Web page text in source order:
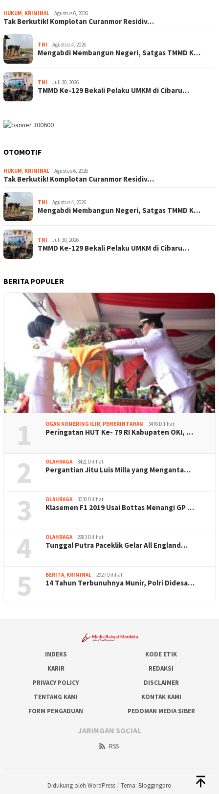
HUKUM, KRIMINAL Agustus 6, 2026
Tak Berkutik! Komplotan Curanmor Residiv…
TNI Agustus 4, 2026
Mengabdi Membangun Negeri, Satgas TMMD K…
TNI Juli 30, 2026
TMMD Ke-129 Bekali Pelaku UMKM di Cibaru…
OTOMOTIF
HUKUM, KRIMINAL Agustus 6, 2026
Tak Berkutik! Komplotan Curanmor Residiv…
TNI Agustus 4, 2026
Mengabdi Membangun Negeri, Satgas TMMD K…
TNI Juli 30, 2026
TMMD Ke-129 Bekali Pelaku UMKM di Cibaru…
BERITA POPULER
1 OGAN KOMERING ILIR, PEMERINTAHAN 3476 Dilihat
Peringatan HUT Ke- 79 RI Kabupaten OKI, …
2 OLAHRAGA 3421 Dilihat
Pergantian Jitu Luis Milla yang Menganta…
3 OLAHRAGA 3030 Dilihat
Klasemen F1 2019 Usai Bottas Menangi GP …
4 OLAHRAGA 2983 Dilihat
Tunggal Putra Paceklik Gelar All England…
5 BERITA, KRIMINAL 2927 Dilihat
14 Tahun Terbunuhnya Munir, Polri Didesa…
INDEKS
KODE ETIK
KARIR
REDAKSI
PRIVACY POLICY
DISCLAIMER
TENTANG KAMI
KONTAK KAMI
FORM PENGADUAN
PEDOMAN MEDIA SIBER
JARINGAN SOCIAL
RSS
Didukung oleh WordPress / Tema: Bloggingpro